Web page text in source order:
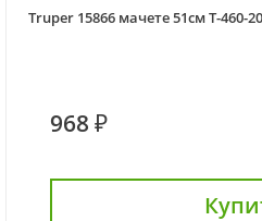
Truper 15866 мачете 51см T-460-
968 ₽